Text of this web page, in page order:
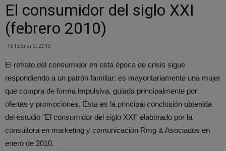
El consumidor del siglo XXI
(febrero 2010)
16 febrero, 2010
El retrato del consumidor en esta época de crisis sigue
respondiendo a un patrón familiar: es mayoritariamente una mujer
que compra de forma impulsiva, guiada principalmente por
ofertas y promociones. Ésta es la principal conclusión obtenida
del estudio “El consumidor del siglo XXI” elaborado por la
consultora en marketing y comunicación Rmg & Asociados en
enero de 2010.